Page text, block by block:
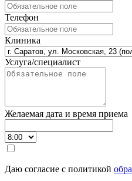
Телефон
Клиника
Услуга/специалист
Желаемая дата и время приема
Даю согласие с политикой